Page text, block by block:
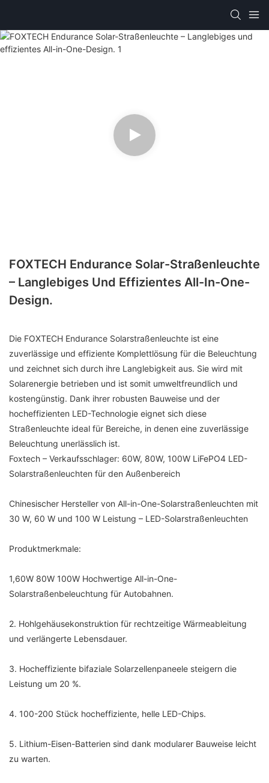
FOXTECH Endurance Solar-Straßenleuchte
– Langlebiges Und Effizientes All-In-One-
Design.
Die FOXTECH Endurance Solarstraßenleuchte ist eine
zuverlässige und effiziente Komplettlösung für die Beleuchtung
und zeichnet sich durch ihre Langlebigkeit aus. Sie wird mit
Solarenergie betrieben und ist somit umweltfreundlich und
kostengünstig. Dank ihrer robusten Bauweise und der
hocheffizienten LED-Technologie eignet sich diese
Straßenleuchte ideal für Bereiche, in denen eine zuverlässige
Beleuchtung unerlässlich ist.
Foxtech – Verkaufsschlager: 60W, 80W, 100W LiFePO4 LED-
Solarstraßenleuchten für den Außenbereich
Chinesischer Hersteller von All-in-One-Solarstraßenleuchten mit
30 W, 60 W und 100 W Leistung – LED-Solarstraßenleuchten
Produktmerkmale:
1,60W 80W 100W Hochwertige All-in-One-
Solarstraßenbeleuchtung für Autobahnen.
2. Hohlgehäusekonstruktion für rechtzeitige Wärmeableitung
und verlängerte Lebensdauer.
3. Hocheffiziente bifaziale Solarzellenpaneele steigern die
Leistung um 20 %.
4. 100-200 Stück hocheffiziente, helle LED-Chips.
5. Lithium-Eisen-Batterien sind dank modularer Bauweise leicht
zu warten.